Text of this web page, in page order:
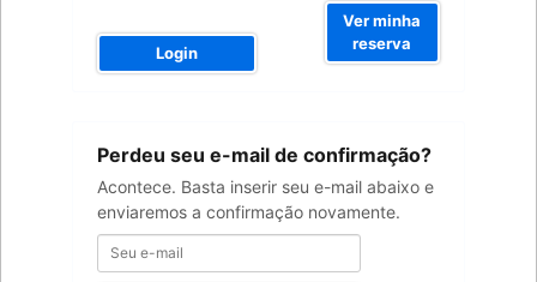
Login
Ver minha
reserva
Perdeu seu e-mail de confirmação?
Acontece. Basta inserir seu e-mail abaixo e
enviaremos a confirmação novamente.